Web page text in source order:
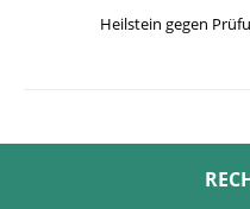
Heilstein gegen